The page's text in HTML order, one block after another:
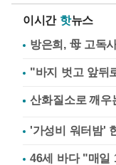
이시간 핫뉴스
방은희, 母 고독
"바지 벗고 앞뒤
46세 바다 "매일